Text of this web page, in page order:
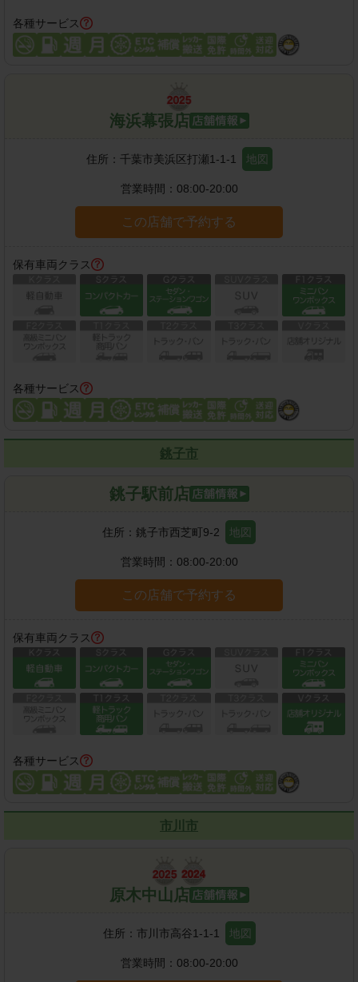
各種サービス
海浜幕張店
住所： 千葉市美浜区打瀬1-1-1 地図
営業時間： 08:00-20:00
この店舗で予約する
保有車両クラス
各種サービス
銚子市
銚子駅前店
住所： 銚子市西芝町9-2 地図
営業時間： 08:00-20:00
この店舗で予約する
保有車両クラス
各種サービス
市川市
原木中山店
住所： 市川市高谷1-1-1 地図
営業時間： 08:00-20:00